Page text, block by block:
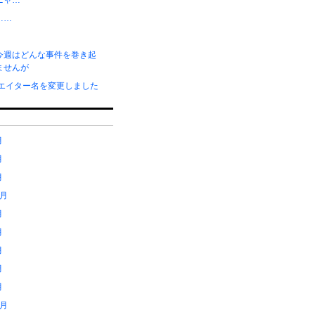
週はどんな事件を巻き起
んが
イター名を変更しました